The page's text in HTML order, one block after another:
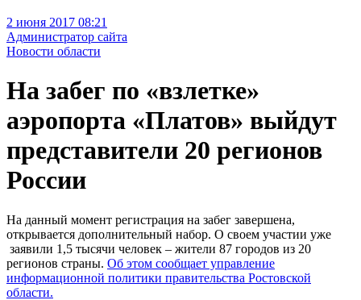
2 июня 2017 08:21
Администратор сайта
Новости области
На забег по «взлетке»
аэропорта «Платов» выйдут
представители 20 регионов
России
На данный момент регистрация на забег завершена,
открывается дополнительный набор. О своем участии уже
заявили 1,5 тысячи человек – жители 87 городов из 20
регионов страны. Об этом сообщает управление
информационной политики правительства Ростовской
области.